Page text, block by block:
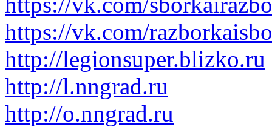
https://vk.com/
http://legionsuper.blizko.ru
http://l.nngrad.ru
http://o.nngrad.ru